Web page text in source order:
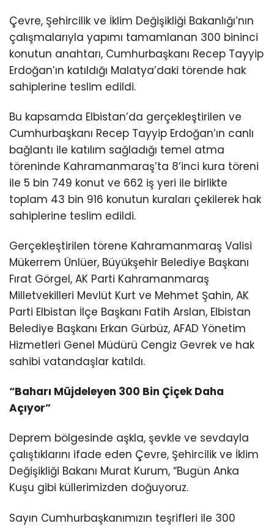
Çevre, Şehircilik ve İklim Değişikliği Bakanlığı’nın
çalışmalarıyla yapımı tamamlanan 300 bininci
konutun anahtarı, Cumhurbaşkanı Recep Tayyip
Erdoğan’ın katıldığı Malatya’daki törende hak
sahiplerine teslim edildi.
Bu kapsamda Elbistan’da gerçekleştirilen ve
Cumhurbaşkanı Recep Tayyip Erdoğan’ın canlı
bağlantı ile katılım sağladığı temel atma
töreninde Kahramanmaraş’ta 8’inci kura töreni
ile 5 bin 749 konut ve 662 iş yeri ile birlikte
toplam 43 bin 916 konutun kuraları çekilerek hak
sahiplerine teslim edildi.
Gerçekleştirilen törene Kahramanmaraş Valisi
Mükerrem Ünlüer, Büyükşehir Belediye Başkanı
Fırat Görgel, AK Parti Kahramanmaraş
Milletvekilleri Mevlüt Kurt ve Mehmet Şahin, AK
Parti Elbistan İlçe Başkanı Fatih Arslan, Elbistan
Belediye Başkanı Erkan Gürbüz, AFAD Yönetim
Hizmetleri Genel Müdürü Cengiz Gevrek ve hak
sahibi vatandaşlar katıldı.
“Baharı Müjdeleyen 300 Bin Çiçek Daha
Açıyor”
Deprem bölgesinde aşkla, şevkle ve sevdayla
çalıştıklarını ifade eden Çevre, Şehircilik ve İklim
Değişikliği Bakanı Murat Kurum, “Bugün Anka
Kuşu gibi küllerimizden doğuyoruz.
Sayın Cumhurbaşkanımızın teşrifleri ile 300